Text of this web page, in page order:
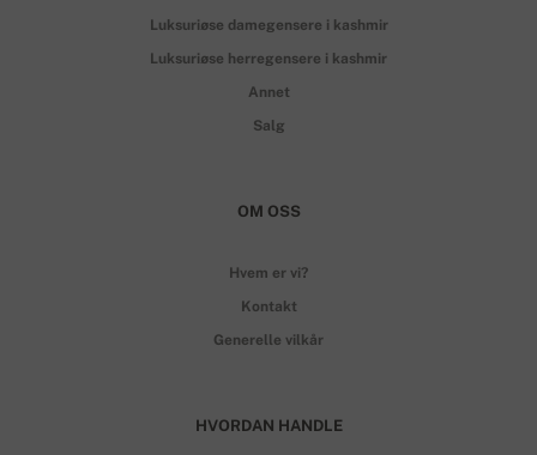
Luksuriøse damegensere i kashmir
Luksuriøse herregensere i kashmir
Annet
Salg
OM OSS
Hvem er vi?
Kontakt
Generelle vilkår
HVORDAN HANDLE